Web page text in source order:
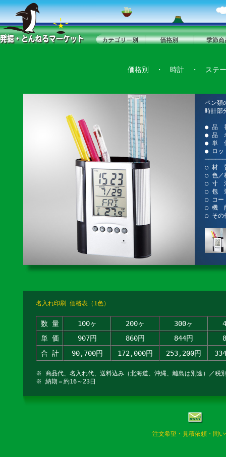
価格別 ・ 時計 ・ ステ
ペン類
時計部
● 品
● 品
● 単
● ロッ
○ 材
○ 色／
○ 寸
○ 包
○ コー
○ 機
○ その
名入れ印刷 価格表（1色）
数 量 100ヶ 200ヶ 300ヶ
単 価
907円 860円 844円
合 計
90,700円 172,000円 253,200円
※ 商品代、名入れ代、送料込み（北海道、沖縄、離島は別途）／税
※ 納期＝約16～23日
注文希望・見積依頼・問